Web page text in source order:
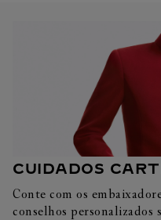
CUIDADOS
Conte com os
conselhos personalizados